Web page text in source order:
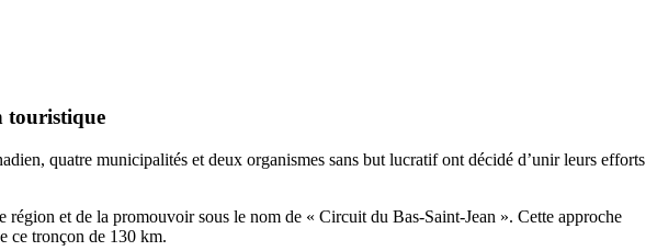
touristique
quatre municipalités et deux organismes sans but lucratif ont décidé d’unir leurs efforts
et de la promouvoir sous le nom de « Circuit du Bas-Saint-Jean ». Cette approche
ce tronçon de 130 km.